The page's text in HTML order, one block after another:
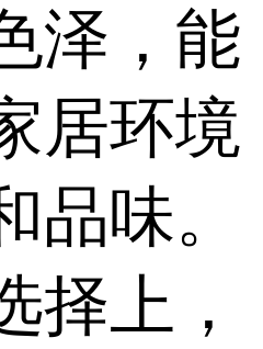
泽，能
居环境
品味。
择上，